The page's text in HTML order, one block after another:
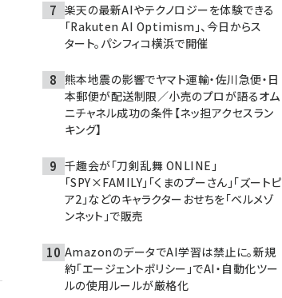
楽天の最新AIやテクノロジーを体験できる
「Rakuten AI Optimism」、今日からス
タート。パシフィコ横浜で開催
熊本地震の影響でヤマト運輸・佐川急便・日
本郵便が配送制限／小売のプロが語るオム
ニチャネル成功の条件【ネッ担アクセスラン
キング】
千趣会が「刀剣乱舞 ONLINE」
「SPY×FAMILY」「くまのプーさん」「ズートピ
ア2」などのキャラクターおせちを「ベルメゾ
ンネット」で販売
AmazonのデータでAI学習は禁止に。新規
約「エージェントポリシー」でAI・自動化ツー
ルの使用ルールが厳格化